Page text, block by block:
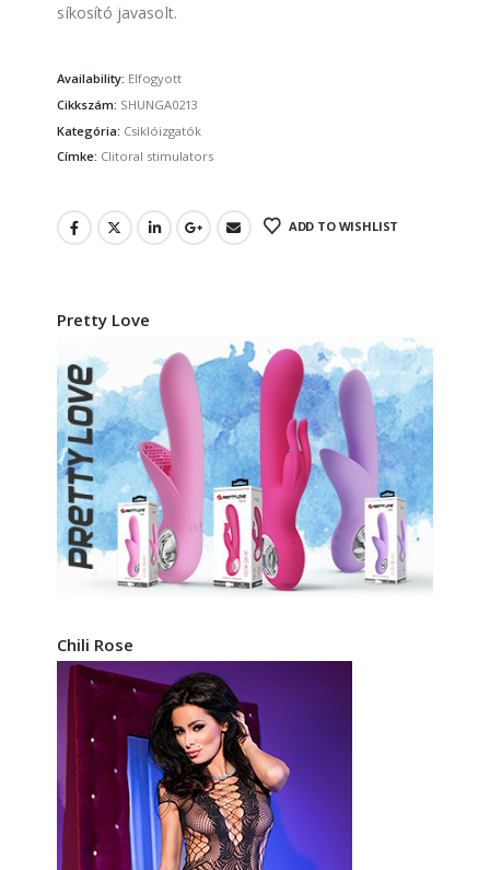
síkosító javasolt.
Availability: Elfogyott
Cikkszám: SHUNGA0213
Kategória: Csiklóizgatók
Címke: Clitoral stimulators
ADD TO WISHLIST
Pretty Love
Chili Rose